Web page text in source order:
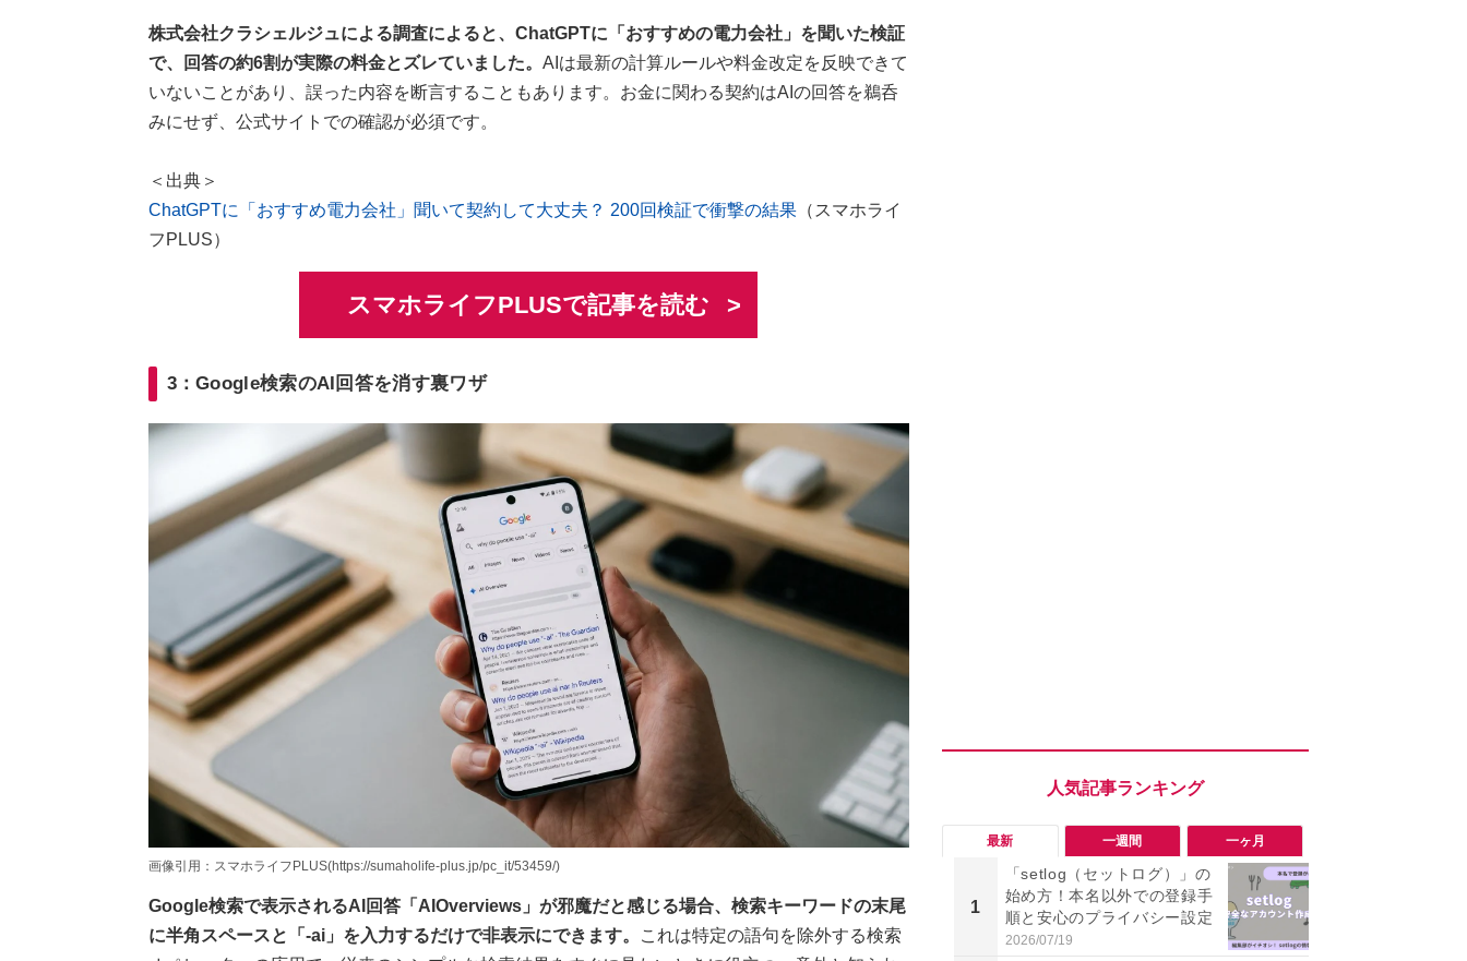
株式会社クラシェルジュによる調査によると、ChatGPTに「おすすめの電力会社」を聞いた検証
で、回答の約6割が実際の料金とズレていました。 AIは最新の計算ルールや料金改定を反映できて
いないことがあり、誤った内容を断言することもあります。お金に関わる契約はAIの回答を鵜呑
みにせず、公式サイトでの確認が必須です。
＜出典＞
ChatGPTに「おすすめ電力会社」聞いて契約して大丈夫？ 200回検証で衝撃の結果（スマホライ
フPLUS）
スマホライフPLUSで記事を読む
3：Google検索のAI回答を消す裏ワザ
画像引用：スマホライフPLUS(https://sumaholife-plus.jp/pc_it/53459/)
Google検索で表示されるAI回答「AIOverviews」が邪魔だと感じる場合、検索キーワードの末尾
に半角スペースと「-ai」を入力するだけで非表示にできます。
これは特定の語句を除外する検索
最新 一週間 一ヶ月
1
「setlog（セットログ）」の
始め方！本名以外での登録手
順と安心のプライバシー設定
2026/07/19